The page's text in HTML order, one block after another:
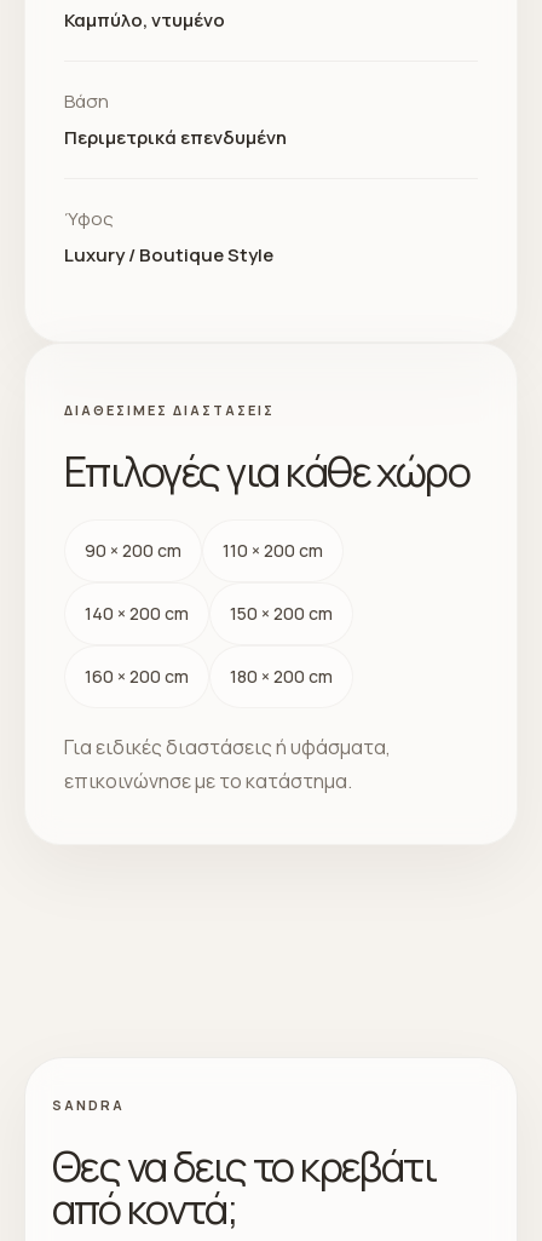
Καμπύλο, ντυμένο
Βάση
Περιμετρικά επενδυμένη
Ύφος
Luxury / Boutique Style
ΔΙΑΘΈΣΙΜΕΣ ΔΙΑΣΤΆΣΕΙΣ
Επιλογές για κάθε χώρο
90 × 200 cm 110 × 200 cm
140 × 200 cm 150 × 200 cm
160 × 200 cm 180 × 200 cm
Για ειδικές διαστάσεις ή υφάσματα,
επικοινώνησε με το κατάστημα.
SANDRA
Θες να δεις το κρεβάτι
από κοντά;